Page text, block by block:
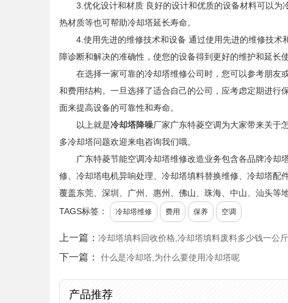
3.优化设计和材质 良好的设计和优质的设备材料可以为
热材质等也可帮助冷却塔延长寿命。
4.使用先进的维修技术和设备 通过使用先进的维修技术
障诊断和解决的准确性，使您的设备得到更好的维护和延长使
在选择一家可靠的冷却塔维修公司时，您可以参考朋友
和费用结构。一旦选择了适合自己的公司，应考虑定期进
面来提高设备的可靠性和寿命。
以上就是冷却塔降噪厂家广东特菱空调为大家带来关于
多冷却塔问题欢迎来电咨询我们哦。
广东特菱节能空调冷却塔维修改造业务包含各品牌冷
修、冷却塔电机异响处理、冷却塔填料替换维修、冷却塔配
覆盖东莞、深圳、广州、惠州、佛山、珠海、中山、汕头等地
TAGS标签：
冷却塔维修 费用 保养 空调
上一篇： 冷却塔填料回收价格,冷却塔填料废料多少钱一公斤
下一篇： 什么是冷却塔,为什么要使用冷却塔呢
产品推荐